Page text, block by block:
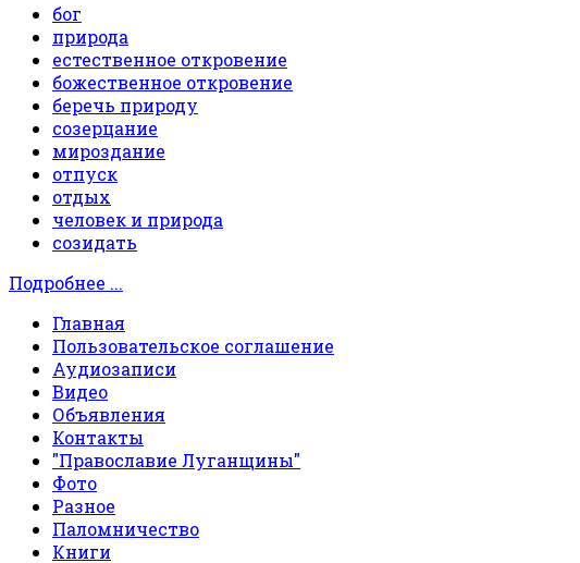
бог
природа
естественное откровение
божественное откровение
беречь природу
созерцание
мироздание
отпуск
отдых
человек и природа
созидать
Подробнее ...
Главная
Пользовательское соглашение
Аудиозаписи
Видео
Объявления
Контакты
"Православие Луганщины"
Фото
Разное
Паломничество
Книги